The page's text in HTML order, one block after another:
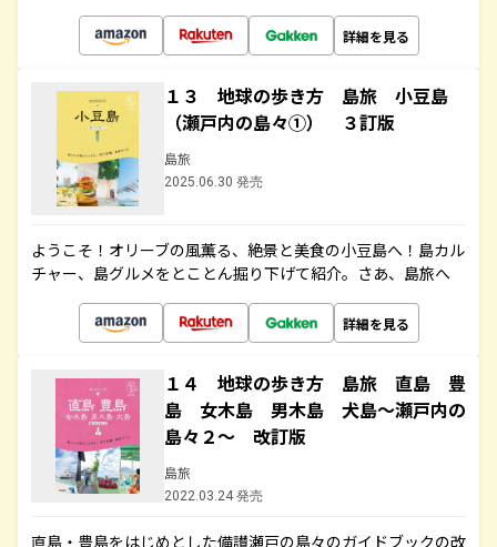
詳細を見る
１３ 地球の歩き方 島旅 小豆島
（瀬戸内の島々①） ３訂版
島旅
2025.06.30 発売
ようこそ！オリーブの風薫る、絶景と美食の小豆島へ！島カル
チャー、島グルメをとことん掘り下げて紹介。さあ、島旅へ
詳細を見る
１４ 地球の歩き方 島旅 直島 豊
島 女木島 男木島 犬島～瀬戸内の
島々２～ 改訂版
島旅
2022.03.24 発売
直島・豊島をはじめとした備讃瀬戸の島々のガイドブックの改